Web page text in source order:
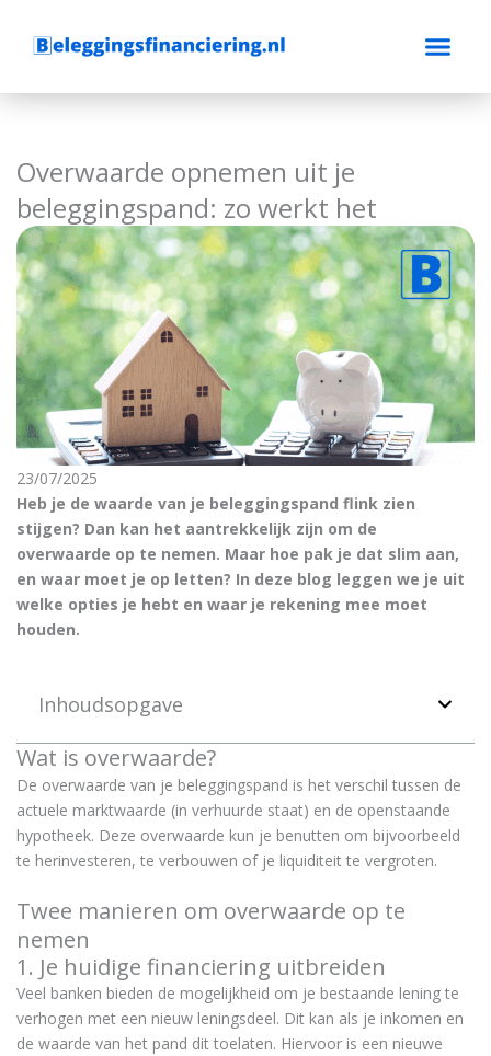
Overwaarde opnemen uit je
beleggingspand: zo werkt het
23/07/2025
Heb je de waarde van je beleggingspand flink zien
stijgen? Dan kan het aantrekkelijk zijn om de
overwaarde op te nemen. Maar hoe pak je dat slim aan,
en waar moet je op letten? In deze blog leggen we je uit
welke opties je hebt en waar je rekening mee moet
houden.
Inhoudsopgave
Wat is overwaarde?
De overwaarde van je beleggingspand is het verschil tussen de
actuele marktwaarde (in verhuurde staat) en de openstaande
hypotheek. Deze overwaarde kun je benutten om bijvoorbeeld
te herinvesteren, te verbouwen of je liquiditeit te vergroten.
Twee manieren om overwaarde op te
nemen
1. Je huidige financiering uitbreiden
Veel banken bieden de mogelijkheid om je bestaande lening te
verhogen met een nieuw leningsdeel. Dit kan als je inkomen en
de waarde van het pand dit toelaten. Hiervoor is een nieuwe